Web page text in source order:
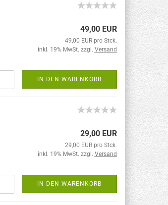
49,00 EUR
49,00 EUR pro Stck.
inkl. 19% MwSt. zzgl. Versand
IN DEN WARENKORB
29,00 EUR
29,00 EUR pro Stck.
inkl. 19% MwSt. zzgl. Versand
IN DEN WARENKORB